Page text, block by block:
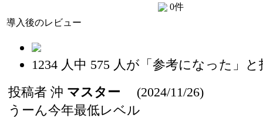
0件
導入後のレビュー
1234 人中 575 人が「参考になった」
投稿者 沖 マスター (2024/11/26)
うーん今年最低レベル